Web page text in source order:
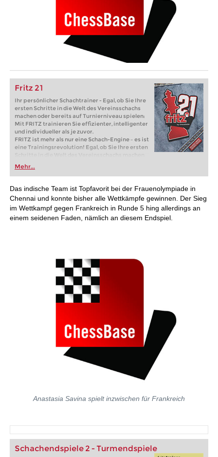
Fritz 21
Ihr persönlicher Schachtrainer - Egal, ob Sie Ihre
ersten Schritte in die Welt des Vereinsschachs
machen oder bereits auf Turnierniveau spielen:
Mit FRITZ trainieren Sie effizienter, intelligenter
und individueller als je zuvor.
FRITZ ist mehr als nur eine Schach-Engine – es ist
eine Trainingsrevolution! Egal, ob Sie Ihre ersten
Schritte in die Welt des Vereinsschachs machen
oder bereits auf Turnierniveau spielen: Mit
FRITZ trainieren Sie effizienter, intelligenter und
individueller als je zuvor.
Mehr...
Das indische Team ist Topfavorit bei der Frauenolympiade in
Chennai und konnte bisher alle Wettkämpfe gewinnen. Der Sieg
im Wettkampf gegen Frankreich in Runde 5 hing allerdings an
einem seidenen Faden, nämlich an diesem Endspiel.
Anastasia Savina spielt inzwischen für Frankreich
Schachendspiele 2 - Turmendspiele